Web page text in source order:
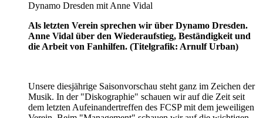
Dynamo Dresden mit Anne Vidal
Als letzten Verein sprechen wir über Dynamo Dresden.
Anne Vidal über den Wiederaufstieg, Beständigkeit und
die Arbeit von Fanhilfen. (Titelgrafik: Arnulf Urban)
Unsere diesjährige Saisonvorschau steht ganz im Zeichen der
Musik. In der "Diskographie" schauen wir auf die Zeit seit
dem letzten Aufeinandertreffen des FCSP mit dem jeweiligen